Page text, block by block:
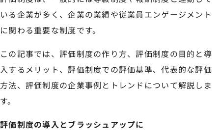
いる企業が多く、企業の業績や従業員エンゲージメント
に関わる重要な制度です。
この記事では、評価制度の作り方、評価制度の目的と導
入するメリット、評価制度での評価基準、代表的な評価
方法、評価制度の企業事例とトレンドについて解説しま
す。
評価制度の導入とブラッシュアップに